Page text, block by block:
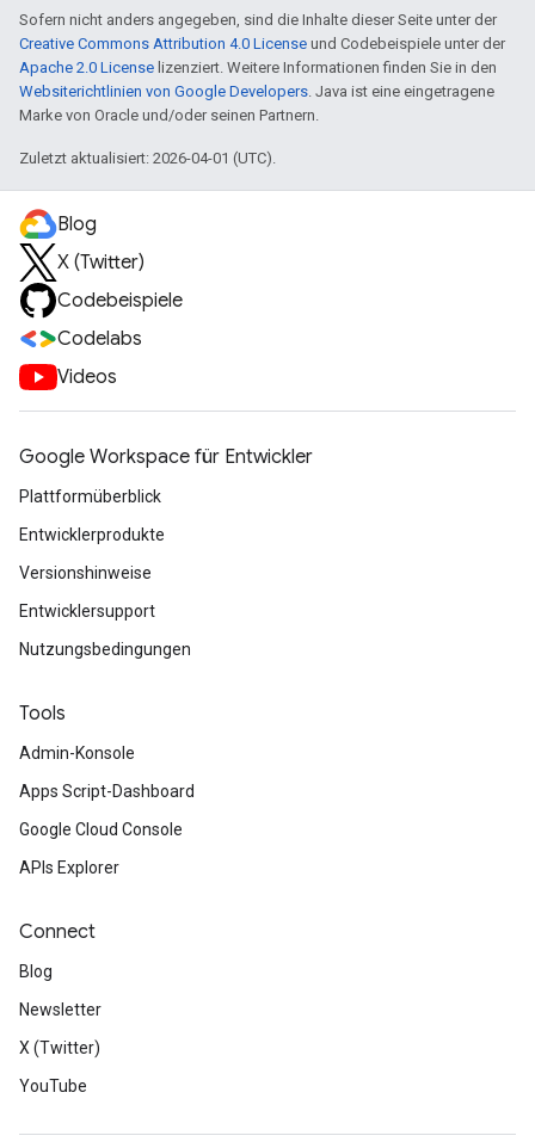
Sofern nicht anders angegeben, sind die Inhalte dieser Seite unter der
Creative Commons Attribution 4.0 License und Codebeispiele unter der
Apache 2.0 License lizenziert. Weitere Informationen finden Sie in den
Websiterichtlinien von Google Developers. Java ist eine eingetragene
Marke von Oracle und/oder seinen Partnern.
Zuletzt aktualisiert: 2026-04-01 (UTC).
Blog
X (Twitter)
Codebeispiele
Codelabs
Videos
Google Workspace für Entwickler
Plattformüberblick
Entwicklerprodukte
Versionshinweise
Entwicklersupport
Nutzungsbedingungen
Tools
Admin-Konsole
Apps Script-Dashboard
Google Cloud Console
APIs Explorer
Connect
Blog
Newsletter
X (Twitter)
YouTube